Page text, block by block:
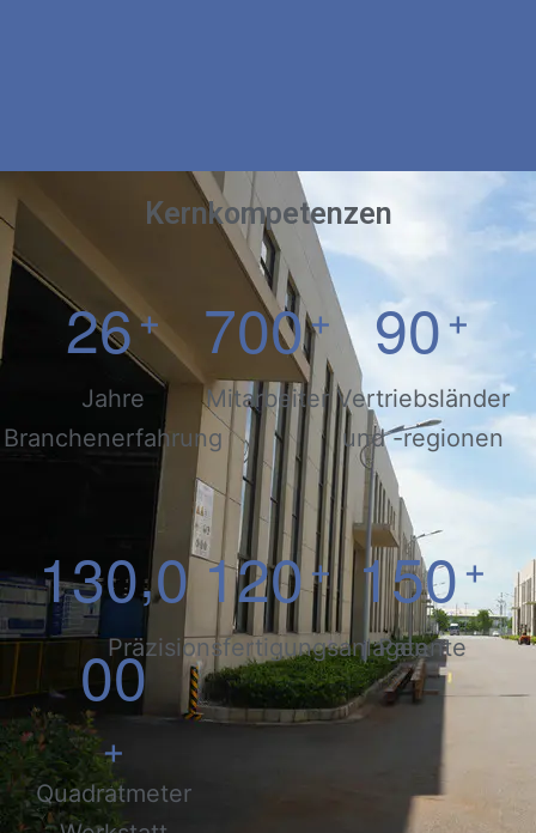
Kernkompetenzen
26+
Jahre
Branchenerfahrung
700+
Mitarbeiter
90+
Vertriebsländer
und -regionen
130,0
00
+
Quadratmeter
120+
Präzisionsfertigungsanlagen
150 +
Patente